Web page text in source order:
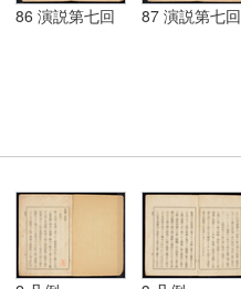
86 演説第七回 87 演説第七回